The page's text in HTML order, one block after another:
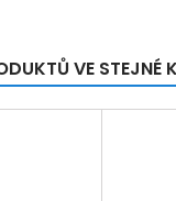
VE STEJNÉ